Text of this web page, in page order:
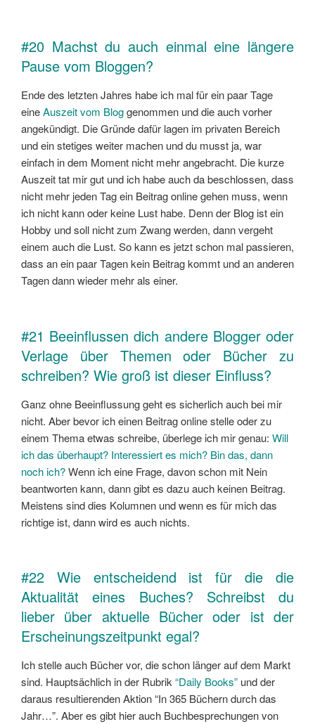
#20 Machst du auch einmal eine längere
Pause vom Bloggen?
Ende des letzten Jahres habe ich mal für ein paar Tage
eineAuszeit vom Bloggenommen und die auch vorher
angekündigt. Die Gründe dafür lagen im privaten Bereich
und ein stetiges weiter machen und du musst ja, war
einfach in dem Moment nicht mehr angebracht. Die kurze
Auszeit tat mir gut und ich habe auch da beschlossen, dass
nicht mehr jeden Tag ein Beitrag online gehen muss, wenn
ich nicht kann oder keine Lust habe. Denn der Blog ist ein
Hobby und soll nicht zum Zwang werden, dann vergeht
einem auch die Lust. So kann es jetzt schon mal passieren,
dass an ein paar Tagen kein Beitrag kommt und an anderen
Tagen dann wieder mehr als einer.
#21 Beeinflussen dich andere Blogger oder
Verlage über Themen oder Bücher zu
schreiben? Wie groß ist dieser Einfluss?
Ganz ohne Beeinflussung geht es sicherlich auch bei mir
nicht. Aber bevor ich einen Beitrag online stelle oder zu
einem Thema etwas schreibe, überlege ich mir genau: Will
ich das überhaupt? Interessiert es mich? Bin das, dann
noch ich?Wenn ich eine Frage, davon schon mit Nein
beantworten kann, dann gibt es dazu auch keinen Beitrag.
Meistens sind dies Kolumnen und wenn es für mich das
richtige ist, dann wird es auch nichts.
#22 Wie entscheidend ist für die die
Aktualität eines Buches? Schreibst du
lieber über aktuelle Bücher oder ist der
Erscheinungszeitpunkt egal?
Ich stelle auch Bücher vor, die schon länger auf dem Markt
sind. Hauptsächlich in der Rubrik“Daily Books” und der
daraus resultierenden Aktion “In 365 Büchern durch das
Jahr…”. Aber es gibt hier auch Buchbesprechungen von